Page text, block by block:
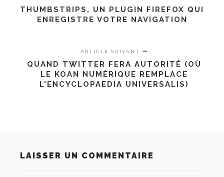
THUMBSTRIPS, UN PLUGIN FIREFOX QUI
ENREGISTRE VOTRE NAVIGATION
ARTICLE SUIVANT
QUAND TWITTER FERA AUTORITÉ (OÙ
LE KOAN NUMÉRIQUE REMPLACE
L'ENCYCLOPAEDIA UNIVERSALIS)
LAISSER UN COMMENTAIRE